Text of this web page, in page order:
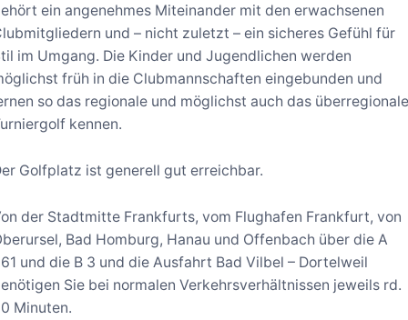
ein angenehmes Miteinander mit den erwachsenen
und – nicht zuletzt – ein sicheres Gefühl für
im Umgang. Die Kinder und Jugendlichen werden
früh in die Clubmannschaften eingebunden und
so das regionale und möglichst auch das
kennen.
Golfplatz ist generell gut erreichbar.
der Stadtmitte Frankfurts, vom Flughafen Frankfurt, von
Bad Homburg, Hanau und Offenbach über die A
und die B 3 und die Ausfahrt Bad Vilbel – Dortelweil
Sie bei normalen Verkehrsverhältnissen jeweils rd.
Minuten.